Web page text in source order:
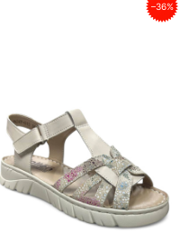
–36%